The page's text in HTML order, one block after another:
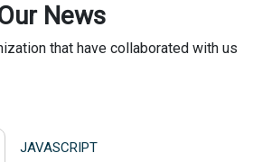
News
that have collaborated with us
JAVASCRIPT